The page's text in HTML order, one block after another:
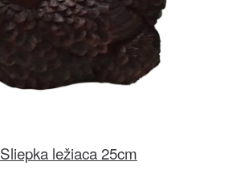
Sliepka ležiaca 25cm